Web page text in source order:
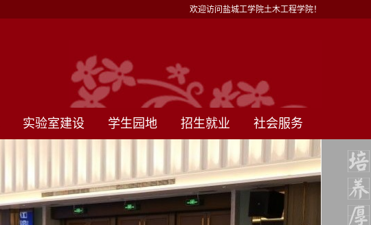
欢迎访问盐城工学院土木工程学院！
实验室建设 学生园地 招生就业 社会服务